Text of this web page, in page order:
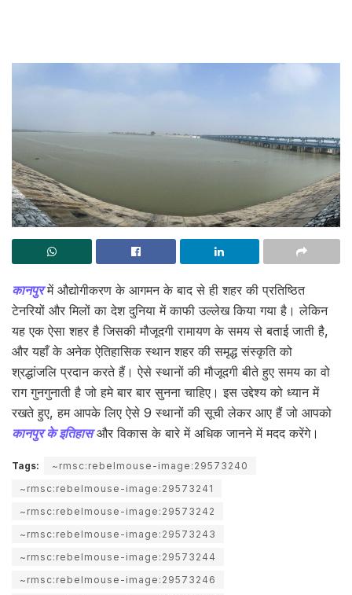
कानपुरमें औद्योगीकरण के आगमन के बाद से ही शहर की प्रतिष्ठित
टेनरियों और मिलों का देश दुनिया में काफी उल्लेख किया गया है। लेकिन
यह एक ऐसा शहर है जिसकी मौजूदगी रामायण के समय से बताई जाती है,
और यहाँ के अनेक ऐतिहासिक स्थान शहर की समृद्ध संस्कृति को
श्रद्धांजलि प्रदान करते हैं। ऐसे स्थानों की मौजूदगी बीते हुए समय का वो
राग गुनगुनाती है जो हमे बार बार सुनना चाहिए। इस उद्देश्य को ध्यान में
रखते हुए, हम आपके लिए ऐसे 9 स्थानों की सूची लेकर आए हैं जो आपको
कानपुर के इतिहासऔर विकास के बारे में अधिक जानने में मदद करेंगे।
Tags:
~rmsc:rebelmouse-image:29573240
~rmsc:rebelmouse-image:29573241
~rmsc:rebelmouse-image:29573242
~rmsc:rebelmouse-image:29573243
~rmsc:rebelmouse-image:29573244
~rmsc:rebelmouse-image:29573246